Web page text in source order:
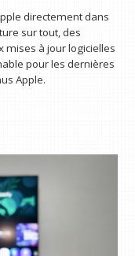
directement dans
sur tout, des
mises à jour logicielles
pour les dernières
Apple.